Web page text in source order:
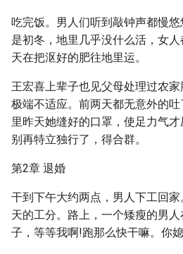
吃完饭。男人们听到敲钟声都慢
是初冬，地里几乎没什么活，女
天在把沤好的肥往地里运。
王宏喜上辈子也见父母处理过农
极端不适应。前两天都无意外的
里昨天她缝好的口罩，使足力气
别再特立独行了，得合群。
第2章 退婚
干到下午大约两点，男人下工回
天的工分。路上，一个矮瘦的男
子，等等我啊!跑那么快干嘛。你